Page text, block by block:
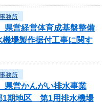
務所
県営経営体育成基盤整備
場製作据付工事に関す
務所
県営かんがい排水事業
1期地区 第1用排水機場